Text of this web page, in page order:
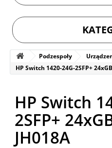
Podzespoły
HP Switch 1420-24G-2SFP+
HP Switch
2SFP+
JH018A